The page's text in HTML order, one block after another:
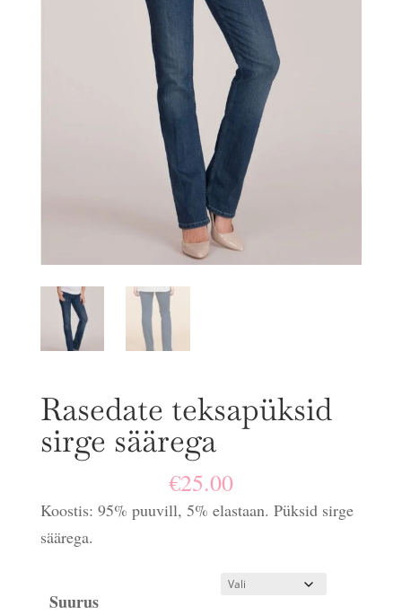
Rasedate teksapüksid
sirge säärega
€25.00
Koostis: 95% puuvill, 5% elastaan. Püksid sirge
säärega.
Suurus